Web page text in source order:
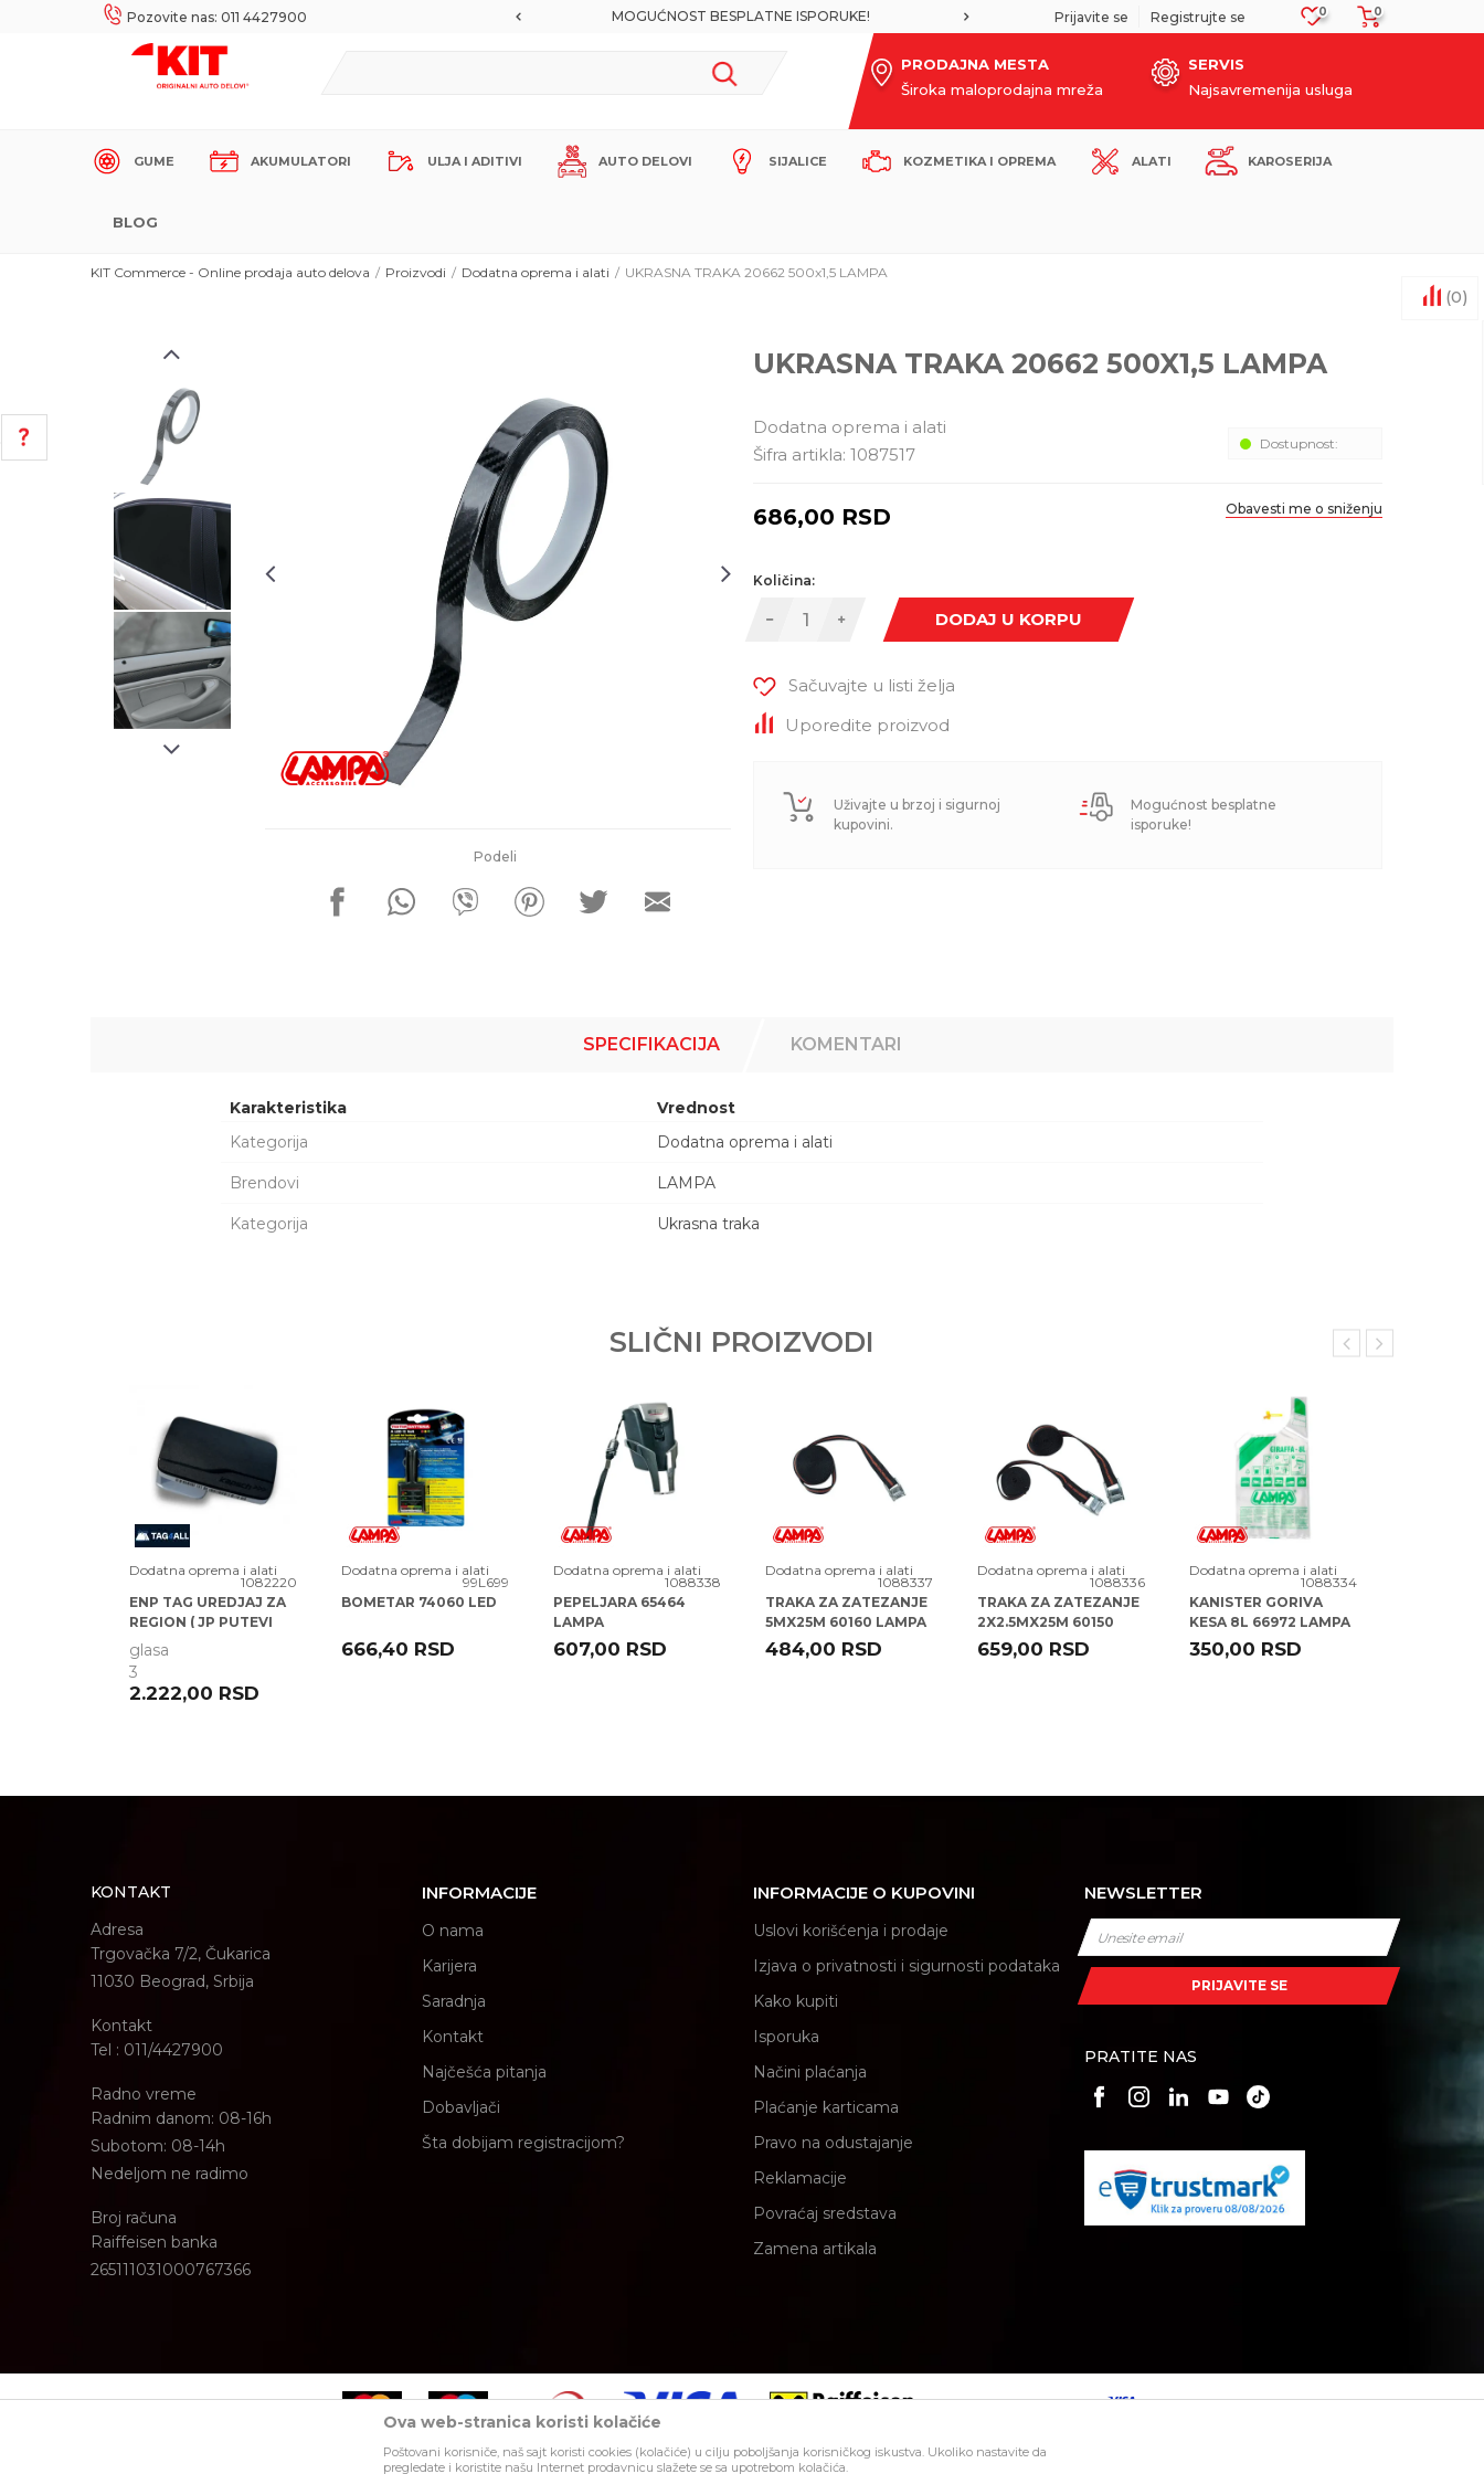
Pozovite nas: 011 4427900
SIGURNO PLAĆANJE PLATNIM KARTICAMA! MOGUĆNOST BESPLATNE ISPORUKE! SIGURNO PLAĆANJE PLATNIM KARTICAMA! 0
0
Prijavite se Registrujte se
PRODAJNA MESTA
Široka maloprodajna mreža
SERVIS
Najsavremenija usluga
GUME AKUMULATORI ULJA I ADITIVI AUTO DELOVI SIJALICE KOZMETIKA I OPREMA ALATI KAROSERIJA
BLOG
KIT Commerce - Online prodaja auto delova Proizvodi Dodatna oprema i alati UKRASNA TRAKA 20662 500x1,5 LAMPA
Podeli
UKRASNA TRAKA 20662 500X1,5 LAMPA
Dodatna oprema i alati
Šifra artikla: 1087517
Dostupnost:
686,00 RSD Obavesti me o sniženju
Količina:
DODAJ U KORPU
Sačuvajte u listi želja
Uporedite proizvod
Uživajte u brzoj i sigurnoj
kupovini.
Mogućnost besplatne
isporuke!
POMOĆ PRI KUPOVINI
Za više informacija, pomoć i
porudžbine
011 4427900
Radno vreme
Radnim danom: 08-16h
Subotom: 08-14h
Nedeljom ne radimo
Pišite nam
office@kitcommerce.rs
SPECIFIKACIJA KOMENTARI
Karakteristika
Vrednost
Kategorija
Dodatna oprema i alati
Brendovi LAMPA
Kategorija Ukrasna traka
SLIČNI PROIZVODI
Dodatna oprema i alati
1082220
ENP TAG UREDJAJ ZA
REGION ( JP PUTEVI
SRBIJE )
glasa
3
2.222,00 RSD
Dodatna oprema i alati
99L699
BOMETAR 74060 LED
666,40 RSD
Dodatna oprema i alati
1088338
PEPELJARA 65464
LAMPA
607,00 RSD
Dodatna oprema i alati
1088337
TRAKA ZA ZATEZANJE
5MX25M 60160 LAMPA
484,00 RSD
Dodatna oprema i alati
1088336
TRAKA ZA ZATEZANJE
2X2.5MX25M 60150
LAMPA
659,00 RSD
Dodatna oprema i alati
1088334
KANISTER GORIVA
KESA 8L 66972 LAMPA
350,00 RSD
(0)
KONTAKT
Adresa
Trgovačka 7/2, Čukarica
11030 Beograd, Srbija
Kontakt
Tel : 011/4427900
Radno vreme
Radnim danom: 08-16h
Subotom: 08-14h
Nedeljom ne radimo
Broj računa
Raiffeisen banka
265111031000767366
INFORMACIJE
O nama
Karijera
Saradnja
Kontakt
Najčešća pitanja
Dobavljači
Šta dobijam registracijom?
INFORMACIJE O KUPOVINI
Uslovi korišćenja i prodaje
Izjava o privatnosti i sigurnosti podataka
Kako kupiti
Isporuka
Načini plaćanja
Plaćanje karticama
Pravo na odustajanje
Reklamacije
Povraćaj sredstava
Zamena artikala
NEWSLETTER
PRIJAVITE SE
PRATITE NAS
Nastojimo da budemo što precizniji u opisu proizvoda, prikazu slika i samih cena, ali ne možemo garantovati da su sve informacije kompletne i bez grešaka. Svi artikli prikazani na sajtu su deo naše ponude
Ova web-stranica koristi kolačiće
Poštovani korisniče, naš sajt koristi cookies (kolačiće) u cilju poboljšanja korisničkog iskustva. Ukoliko nastavite da
pregledate i koristite našu Internet prodavnicu slažete se sa upotrebom kolačića.